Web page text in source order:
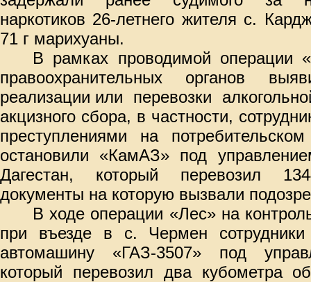
наркотиков 26-летнего жителя с.
71 г марихуаны.
В рамках проводимой операции
правоохранительных органов
реализации или перевозки
акцизного сбора, в частности,
преступлениями на
остановили «КамАЗ» под
Дагестан, который перевозил
документы на которую вызвали
В ходе операции «Лес» на
при въезде в с. Чермен сотрудники
автомашину «ГАЗ-3507» под
который перевозил два кубометра